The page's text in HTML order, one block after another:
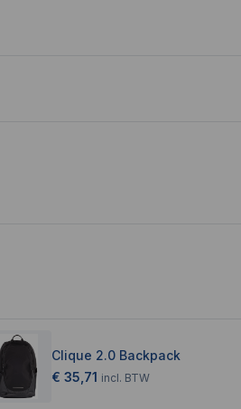
Clique 2.0 Backpack
€ 35,71 incl. BTW